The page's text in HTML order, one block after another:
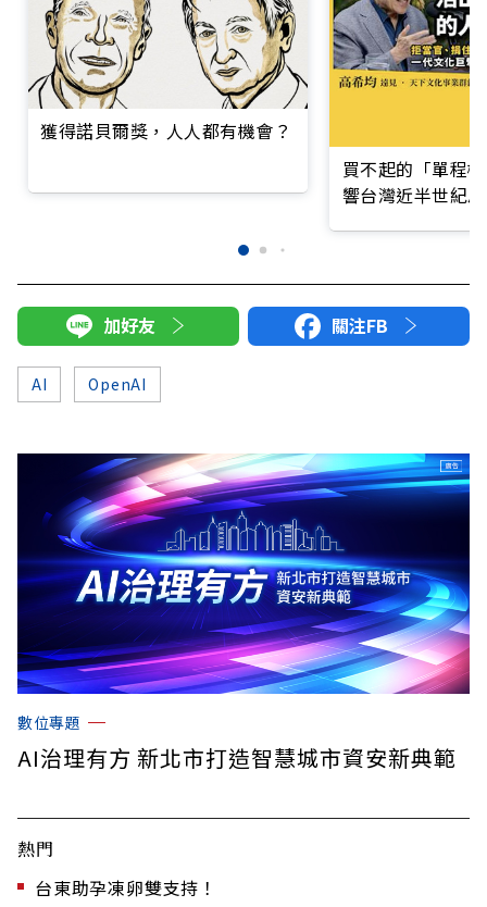
獲得諾貝爾獎，人人都有機會？
買不起的「單程
響台灣近半世紀
加好友 關注FB
AI OpenAI
數位專題
AI治理有方 新北市打造智慧城市資安新典範
熱門
台東助孕凍卵雙支持！